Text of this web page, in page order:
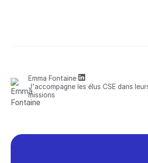
Emma Fontaine
J'accompagne les élus CSE dans
missions